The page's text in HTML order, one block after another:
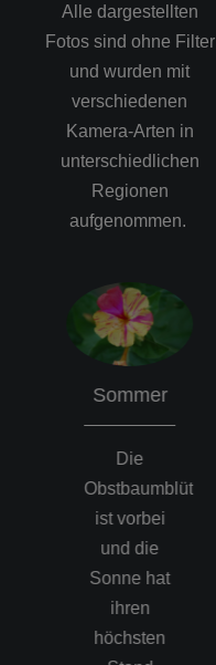
Alle dargestellten
Fotos sind ohne Filter
und wurden mit
verschiedenen
Kamera-Arten in
unterschiedlichen
Regionen
aufgenommen.
Sommer
Die
Obstbaumblüte
ist vorbei
und die
Sonne hat
ihren
höchsten